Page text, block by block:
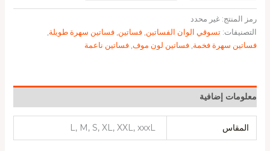
رمز المنتج: غير محدد
التصنيفات: تسوقي الوان الفساتين, فساتين, فساتين سهرة طويلة,
فساتين سهرة فخمة, فساتين لون موف, فساتين ناعمة
معلومات إضافية
المقاس L, M, S, XL, XXL, xxxL